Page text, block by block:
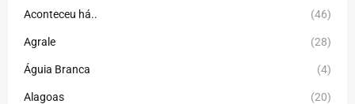
Aconteceu há.. (46)
Agrale (28)
Águia Branca (4)
Alagoas (20)